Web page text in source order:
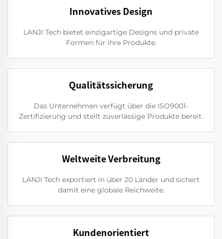
Innovatives Design
LANJI Tech bietet einzigartige Designs und private
Formen für ihre Produkte.
Qualitätssicherung
Das Unternehmen verfügt über die ISO9001-
Zertifizierung und stellt zuverlässige Produkte bereit.
Weltweite Verbreitung
LANJI Tech exportiert in über 20 Länder und sichert
damit eine globale Reichweite.
Kundenorientiert